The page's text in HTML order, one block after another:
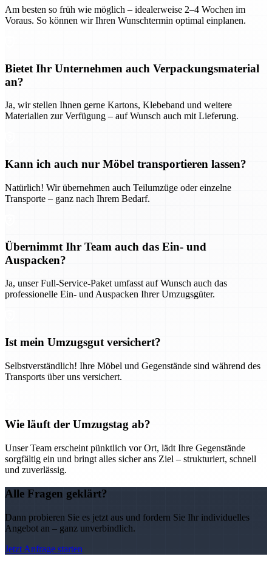
Am besten so früh wie möglich – idealerweise 2–4 Wochen im
Voraus. So können wir Ihren Wunschtermin optimal einplanen.
Bietet Ihr Unternehmen auch Verpackungsmaterial
an?
Ja, wir stellen Ihnen gerne Kartons, Klebeband und weitere
Materialien zur Verfügung – auf Wunsch auch mit Lieferung.
Kann ich auch nur Möbel transportieren lassen?
Natürlich! Wir übernehmen auch Teilumzüge oder einzelne
Transporte – ganz nach Ihrem Bedarf.
Übernimmt Ihr Team auch das Ein- und
Auspacken?
Ja, unser Full-Service-Paket umfasst auf Wunsch auch das
professionelle Ein- und Auspacken Ihrer Umzugsgüter.
Ist mein Umzugsgut versichert?
Selbstverständlich! Ihre Möbel und Gegenstände sind während des
Transports über uns versichert.
Wie läuft der Umzugstag ab?
Unser Team erscheint pünktlich vor Ort, lädt Ihre Gegenstände
sorgfältig ein und bringt alles sicher ans Ziel – strukturiert, schnell
und zuverlässig.
Alle Fragen geklärt?
Dann probieren Sie es jetzt aus und fordern Sie Ihr individuelles
Angebot an – ganz unverbindlich.
Jetzt Anfrage starten